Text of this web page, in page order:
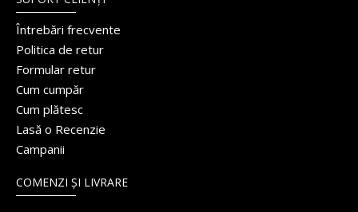
Întrebări frecvente
Politica de retur
Formular retur
Cum cumpăr
Cum plătesc
Lasă o Recenzie
Campanii
COMENZI ȘI LIVRARE